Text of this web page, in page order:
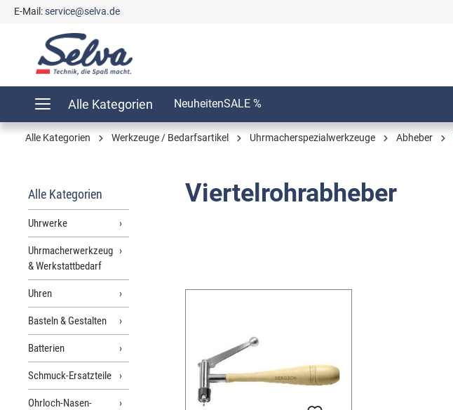
Zur Hauptnavigation springen
E-Mail:service@selva.de
Alle Kategorien NeuheitenSALE %
Alle Kategorien Werkzeuge / Bedarfsartikel Uhrmacherspezialwerkzeuge Abheber
Alle Kategorien
Uhrwerke
Uhrmacherwerkzeug
& Werkstattbedarf
Uhren
Basteln & Gestalten
Batterien
Schmuck-Ersatzteile
Ohrloch-Nasen-
Viertelrohrabheber